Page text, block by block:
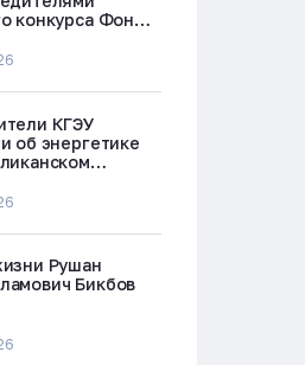
конкурса Фонда
Татарстан
КГЭУ
об энергетике
будущего»
Рушан
Бикбов